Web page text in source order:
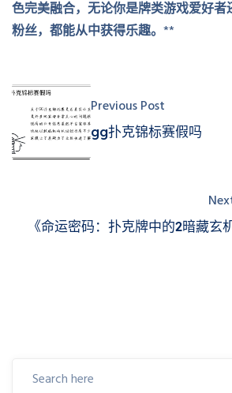
色完美融合，无论你是牌类游戏爱好者
粉丝，都能从中获得乐趣。 **
Previous Post
gg扑克锦标赛假吗
《命运密码：扑克牌中的2暗藏玄